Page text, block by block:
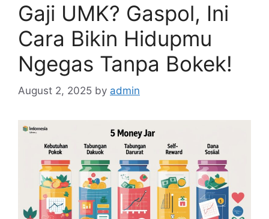
Gaji UMK? Gaspol, Ini
Cara Bikin Hidupmu
Ngegas Tanpa Bokek!
August 2, 2025 by admin